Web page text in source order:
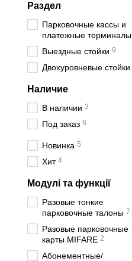
Раздел
Парковочные кассы и
платежные терминалы
Выездные стойки 9
Двохуровневые стойки
Наличие
В наличии 3
Под заказ 6
Новинка 5
Хит 4
Модулі та функції
Разовые тонкие
парковочные талоны 7
Разовые парковочные
карты MIFARE 2
Абонементные/